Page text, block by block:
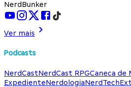
NerdBunker
Ver mais
Podcasts
NerdCastNerdCast RPGCaneca de
ExpedienteNerdologiaNerdTech